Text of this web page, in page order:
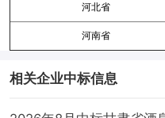
河北省
河南省
相关企业中标信息